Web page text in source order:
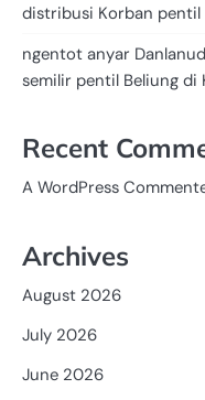
distribusi Korban pentil
ngentot anyar
semilir pentil Beliung di
Recent
A WordPress
Archives
August 2026
July 2026
June 2026